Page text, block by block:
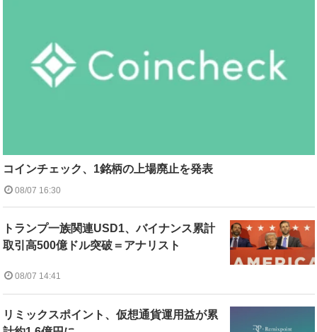
コインチェック、1銘柄の上場廃止を発表
08/07 16:30
トランプ一族関連USD1、バイナンス累計
取引高500億ドル突破＝アナリスト
08/07 14:41
リミックスポイント、仮想通貨運用益が累